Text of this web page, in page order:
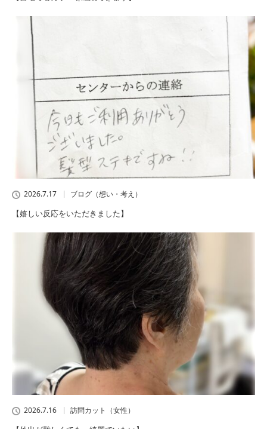
2026.7.17 ブログ（想い・考え）
【嬉しい反応をいただきました】
2026.7.16 訪問カット（女性）